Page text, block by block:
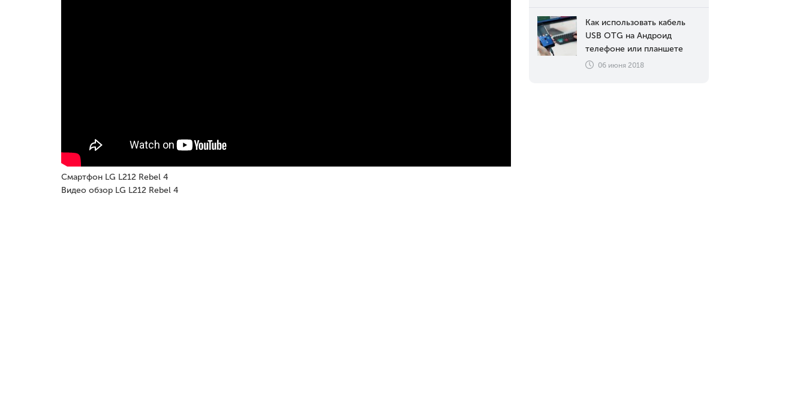
Смартфон LG L212 Rebel 4
Видео обзор LG L212 Rebel 4
Как использовать кабель
USB OTG на Андроид
телефоне или планшете
06 июня 2018